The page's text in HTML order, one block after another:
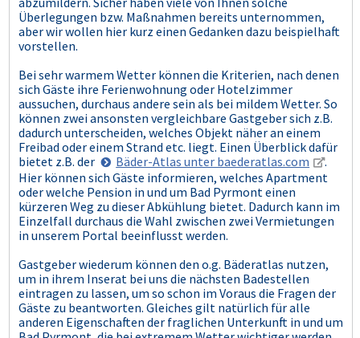
Überlegungen bzw. Maßnahmen bereits unternommen,
aber wir wollen hier kurz einen Gedanken dazu beispielhaft
vorstellen.
Bei sehr warmem Wetter können die Kriterien, nach denen
sich Gäste ihre Ferienwohnung oder Hotelzimmer
aussuchen, durchaus andere sein als bei mildem Wetter. So
können zwei ansonsten vergleichbare Gastgeber sich z.B.
dadurch unterscheiden, welches Objekt näher an einem
Freibad oder einem Strand etc. liegt. Einen Überblick dafür
bietet z.B. der
Bäder-Atlas unter baederatlas.com
.
Hier können sich Gäste informieren, welches Apartment
oder welche Pension in und um Bad Pyrmont einen
kürzeren Weg zu dieser Abkühlung bietet. Dadurch kann im
Einzelfall durchaus die Wahl zwischen zwei Vermietungen
in unserem Portal beeinflusst werden.
Gastgeber wiederum können den o.g. Bäderatlas nutzen,
um in ihrem Inserat bei uns die nächsten Badestellen
eintragen zu lassen, um so schon im Voraus die Fragen der
Gäste zu beantworten. Gleiches gilt natürlich für alle
anderen Eigenschaften der fraglichen Unterkunft in und um